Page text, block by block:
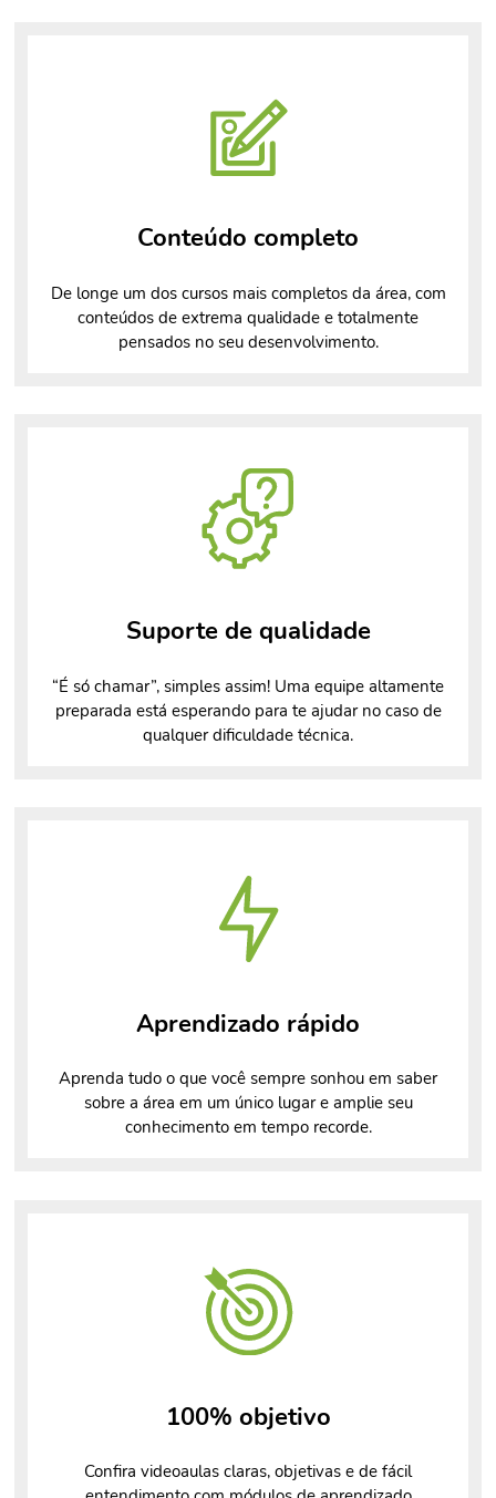
Conteúdo completo
De longe um dos cursos mais completos da área, com
conteúdos de extrema qualidade e totalmente
pensados no seu desenvolvimento.
Suporte de qualidade
“É só chamar”, simples assim! Uma equipe altamente
preparada está esperando para te ajudar no caso de
qualquer dificuldade técnica.
Aprendizado rápido
Aprenda tudo o que você sempre sonhou em saber
sobre a área em um único lugar e amplie seu
conhecimento em tempo recorde.
100% objetivo
Confira videoaulas claras, objetivas e de fácil